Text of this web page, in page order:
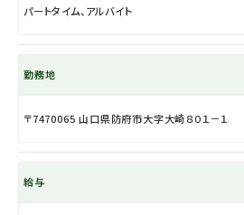
パートタイム、アルバイト
勤務地
〒7470065 山口県防府市大字大崎８０１－１
給与